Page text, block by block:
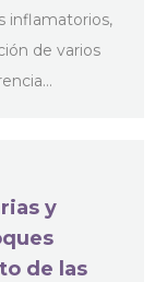
inflamatorios,
de varios
y
de las